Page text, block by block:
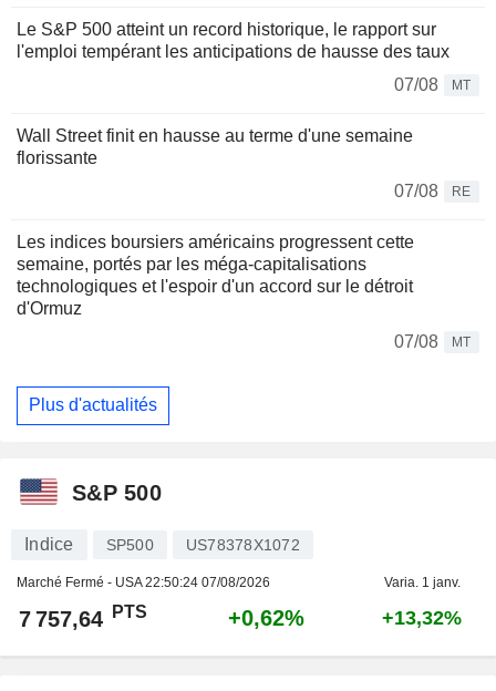
Le S&P 500 atteint un record historique, le rapport sur
l'emploi tempérant les anticipations de hausse des taux
07/08
MT
Wall Street finit en hausse au terme d'une semaine
florissante
07/08
RE
Les indices boursiers américains progressent cette
semaine, portés par les méga-capitalisations
technologiques et l'espoir d'un accord sur le détroit
d'Ormuz
07/08
MT
Plus d'actualités
S&P 500
Indice SP500 US78378X1072
Marché Fermé - USA22:50:24 07/08/2026 Varia. 1 janv.
7 757,64 PTS +0,62% +13,32%